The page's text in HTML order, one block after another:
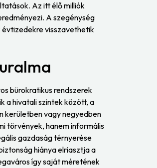
Az itt élő milliók
A szegénység
visszavethetik
bürokratikus rendszerek
a hivatali szintek között, a
kerületben vagy negyedben
törvények, hanem informális
gazdaság térnyerése
hiánya elriasztja a
így saját méretének